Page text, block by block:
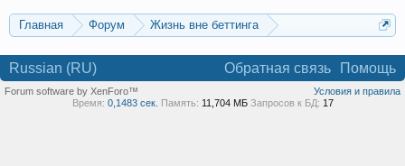
Главная Форум
Жизнь вне беттинга
Russian (RU) Обратная связь Помощь
Условия и правила
Forum software by XenForo™
Время: 0,1483 сек. Память: 11,704 МБ Запросов к БД: 17